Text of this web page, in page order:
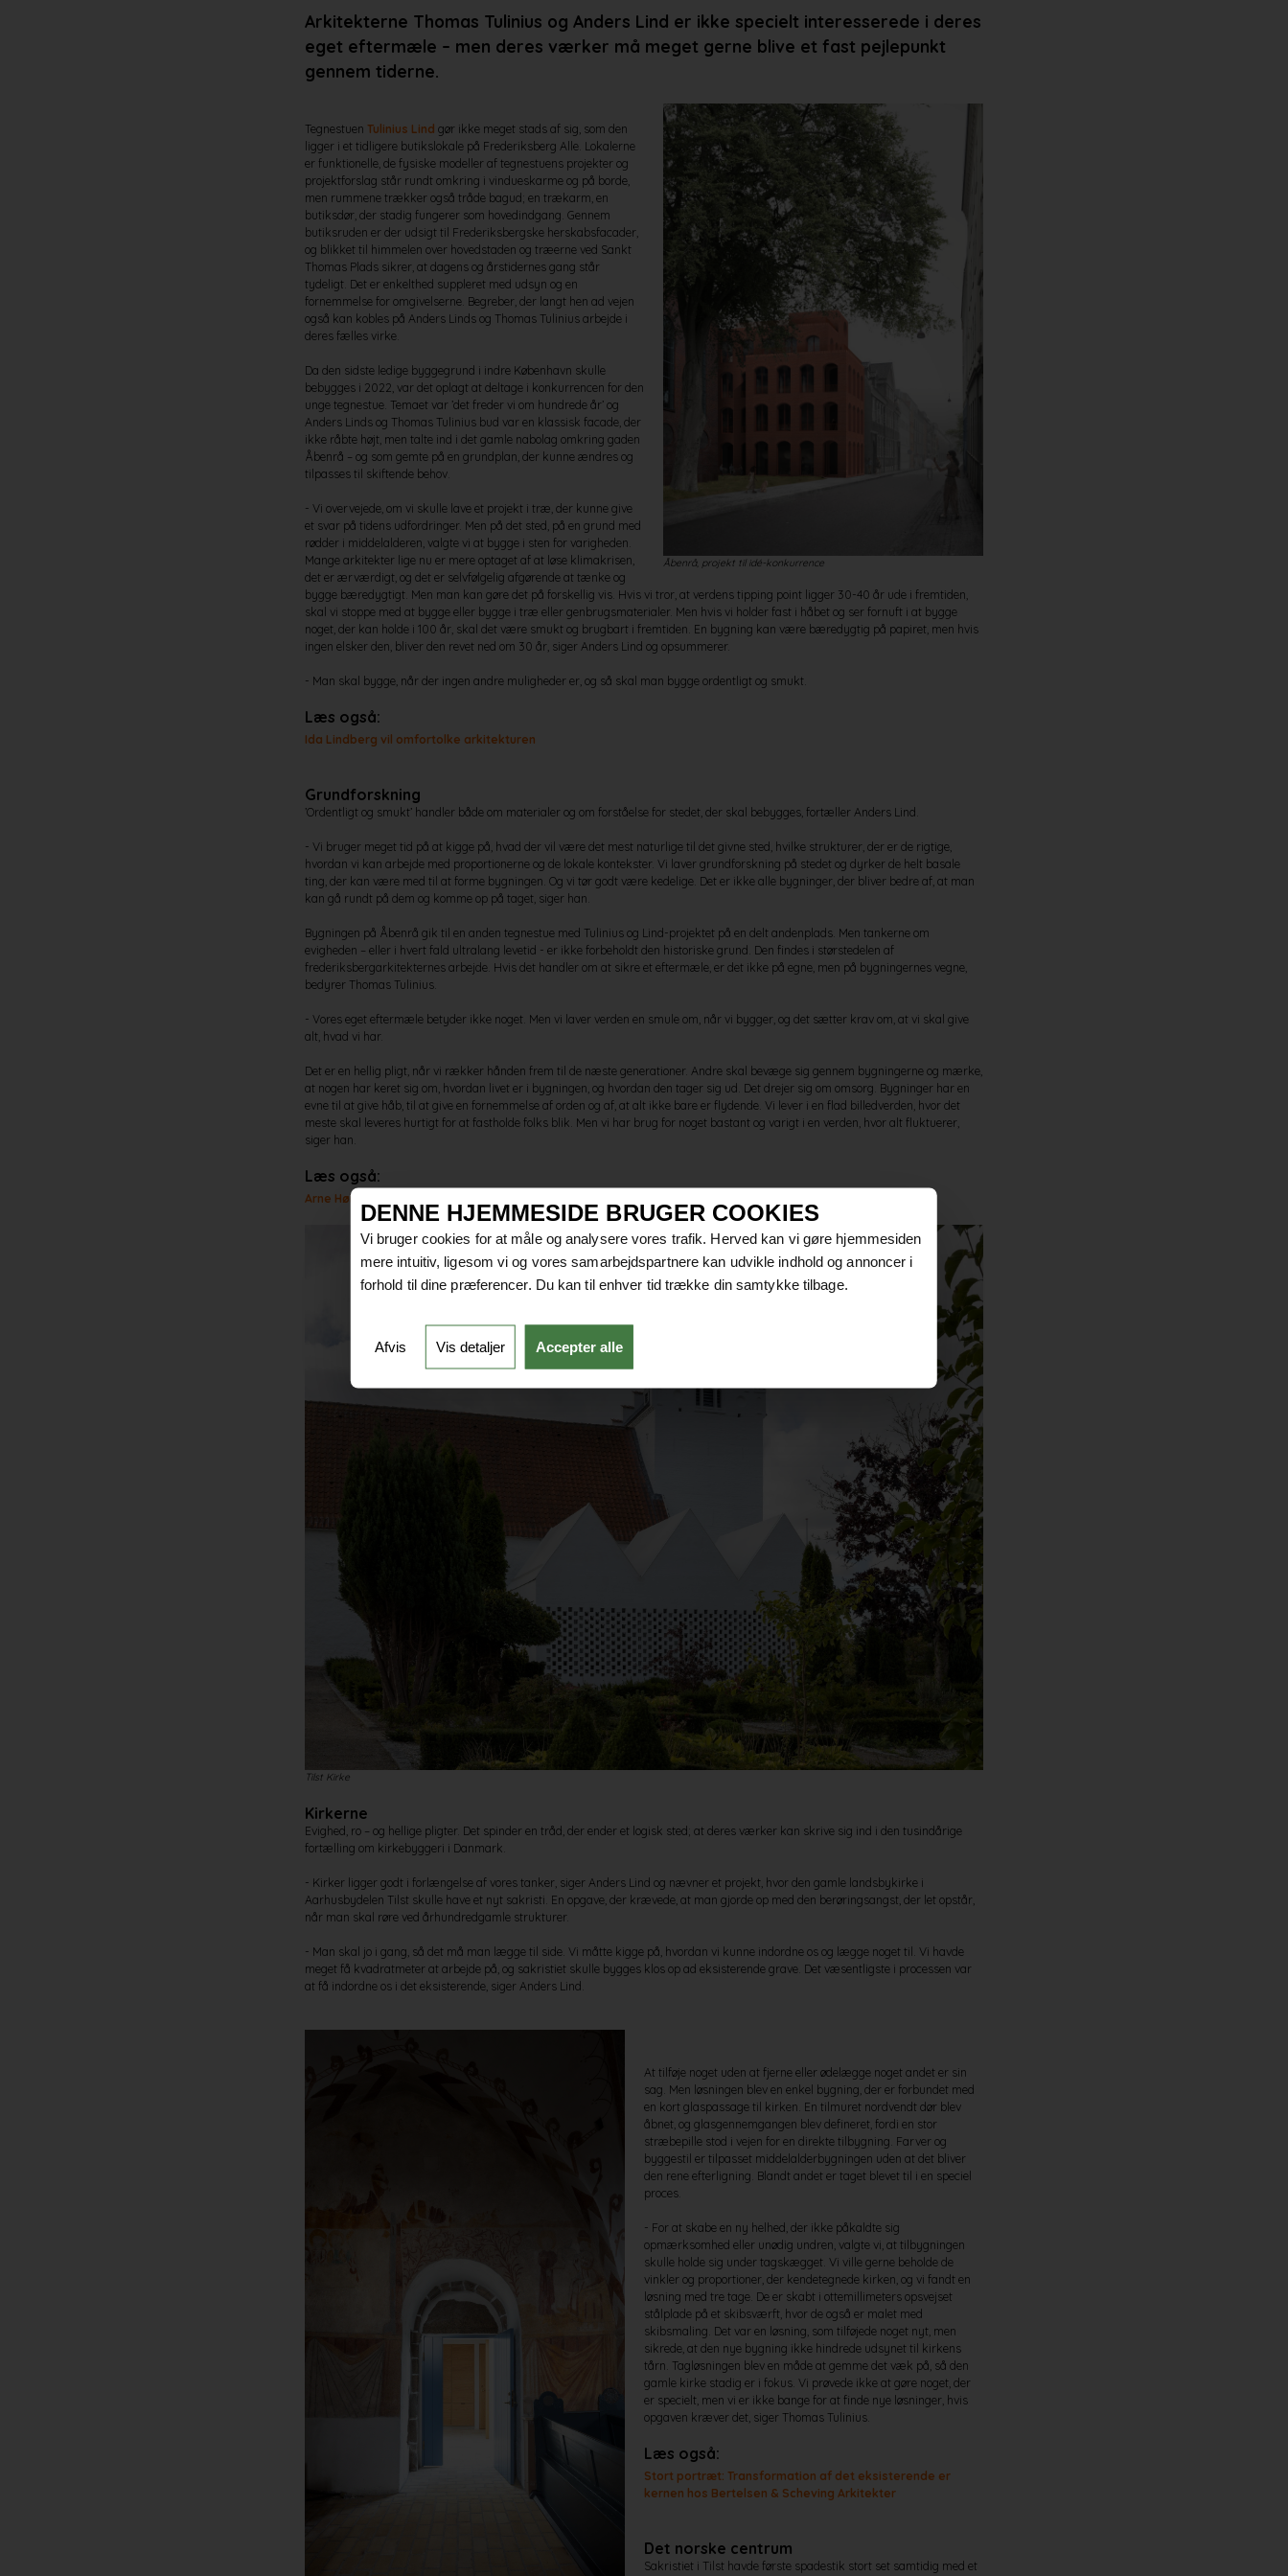
Arkitekterne Thomas Tulinius og Anders Lind er ikke specielt interesserede i deres
eget eftermæle – men deres værker må meget gerne blive et fast pejlepunkt
gennem tiderne.
Åbenrå, projekt til idé-konkurrence
Tegnestuen Tulinius Lind gør ikke meget stads af sig, som den
ligger i et tidligere butikslokale på Frederiksberg Alle. Lokalerne
er funktionelle, de fysiske modeller af tegnestuens projekter og
projektforslag står rundt omkring i vindueskarme og på borde,
men rummene trækker også tråde bagud; en trækarm, en
butiksdør, der stadig fungerer som hovedindgang. Gennem
butiksruden er der udsigt til Frederiksbergske herskabsfacader,
og blikket til himmelen over hovedstaden og træerne ved Sankt
Thomas Plads sikrer, at dagens og årstidernes gang står
tydeligt. Det er enkelthed suppleret med udsyn og en
fornemmelse for omgivelserne. Begreber, der langt hen ad vejen
også kan kobles på Anders Linds og Thomas Tulinius arbejde i
deres fælles virke.
Da den sidste ledige byggegrund i indre København skulle
bebygges i 2022, var det oplagt at deltage i konkurrencen for den
unge tegnestue. Temaet var ’det freder vi om hundrede år’ og
Anders Linds og Thomas Tulinius bud var en klassisk facade, der
ikke råbte højt, men talte ind i det gamle nabolag omkring gaden
Åbenrå – og som gemte på en grundplan, der kunne ændres og
tilpasses til skiftende behov.
- Vi overvejede, om vi skulle lave et projekt i træ, der kunne give
et svar på tidens udfordringer. Men på det sted, på en grund med
rødder i middelalderen, valgte vi at bygge i sten for varigheden.
Mange arkitekter lige nu er mere optaget af at løse klimakrisen,
det er ærværdigt, og det er selvfølgelig afgørende at tænke og
bygge bæredygtigt. Men man kan gøre det på forskellig vis. Hvis vi tror, at verdens tipping point ligger 30-40 år ude i fremtiden,
skal vi stoppe med at bygge eller bygge i træ eller genbrugsmaterialer. Men hvis vi holder fast i håbet og ser fornuft i at bygge
noget, der kan holde i 100 år, skal det være smukt og brugbart i fremtiden. En bygning kan være bæredygtig på papiret, men hvis
ingen elsker den, bliver den revet ned om 30 år, siger Anders Lind og opsummerer.
- Man skal bygge, når der ingen andre muligheder er, og så skal man bygge ordentligt og smukt.
Læs også:
Ida Lindberg vil omfortolke arkitekturen
Grundforskning
’Ordentligt og smukt’ handler både om materialer og om forståelse for stedet, der skal bebygges, fortæller Anders Lind.
- Vi bruger meget tid på at kigge på, hvad der vil være det mest naturlige til det givne sted, hvilke strukturer, der er de rigtige,
hvordan vi kan arbejde med proportionerne og de lokale kontekster. Vi laver grundforskning på stedet og dyrker de helt basale
ting, der kan være med til at forme bygningen. Og vi tør godt være kedelige. Det er ikke alle bygninger, der bliver bedre af, at man
kan gå rundt på dem og komme op på taget, siger han.
Bygningen på Åbenrå gik til en anden tegnestue med Tulinius og Lind-projektet på en delt andenplads. Men tankerne om
evigheden – eller i hvert fald ultralang levetid - er ikke forbeholdt den historiske grund. Den findes i størstedelen af
frederiksbergarkitekternes arbejde. Hvis det handler om at sikre et eftermæle, er det ikke på egne, men på bygningernes vegne,
bedyrer Thomas Tulinius.
- Vores eget eftermæle betyder ikke noget. Men vi laver verden en smule om, når vi bygger, og det sætter krav om, at vi skal give
alt, hvad vi har.
Det er en hellig pligt, når vi rækker hånden frem til de næste generationer. Andre skal bevæge sig gennem bygningerne og mærke,
at nogen har keret sig om, hvordan livet er i bygningen, og hvordan den tager sig ud. Det drejer sig om omsorg. Bygninger har en
evne til at give håb, til at give en fornemmelse af orden og af, at alt ikke bare er flydende. Vi lever i en flad billedverden, hvor det
meste skal leveres hurtigt for at fastholde folks blik. Men vi har brug for noget bastant og varigt i en verden, hvor alt fluktuerer,
siger han.
Læs også:
Arne Høi: Vi skal finde kvaliteterne og bygge videre på dem
Tilst Kirke
Kirkerne
Evighed, ro – og hellige pligter. Det spinder en tråd, der ender et logisk sted; at deres værker kan skrive sig ind i den tusindårige
fortælling om kirkebyggeri i Danmark.
- Kirker ligger godt i forlængelse af vores tanker, siger Anders Lind og nævner et projekt, hvor den gamle landsbykirke i
Aarhusbydelen Tilst skulle have et nyt sakristi. En opgave, der krævede, at man gjorde op med den berøringsangst, der let opstår,
når man skal røre ved århundredgamle strukturer.
- Man skal jo i gang, så det må man lægge til side. Vi måtte kigge på, hvordan vi kunne indordne os og lægge noget til. Vi havde
meget få kvadratmeter at arbejde på, og sakristiet skulle bygges klos op ad eksisterende grave. Det væsentligste i processen var
at få indordne os i det eksisterende, siger Anders Lind.
At tilføje noget uden at fjerne eller ødelægge noget andet er sin
sag. Men løsningen blev en enkel bygning, der er forbundet med
en kort glaspassage til kirken. En tilmuret nordvendt dør blev
åbnet, og glasgennemgangen blev defineret, fordi en stor
stræbepille stod i vejen for en direkte tilbygning. Farver og
byggestil er tilpasset middelalderbygningen uden at det bliver
den rene efterligning. Blandt andet er taget blevet til i en speciel
proces.
- For at skabe en ny helhed, der ikke påkaldte sig
opmærksomhed eller unødig undren, valgte vi, at tilbygningen
skulle holde sig under tagskægget. Vi ville gerne beholde de
vinkler og proportioner, der kendetegnede kirken, og vi fandt en
løsning med tre tage. De er skabt i ottemillimeters opsvejset
stålplade på et skibsværft, hvor de også er malet med
skibsmaling. Det var en løsning, som tilføjede noget nyt, men
sikrede, at den nye bygning ikke hindrede udsynet til kirkens
tårn. Tagløsningen blev en måde at gemme det væk på, så den
gamle kirke stadig er i fokus. Vi prøvede ikke at gøre noget, der
er specielt, men vi er ikke bange for at finde nye løsninger, hvis
opgaven kræver det, siger Thomas Tulinius.
Læs også:
Stort portræt: Transformation af det eksisterende er
kernen hos Bertelsen & Scheving Arkitekter
Det norske centrum
Sakristiet i Tilst havde første spadestik stort set samtidig med et
DENNE HJEMMESIDE BRUGER COOKIES
Vi bruger cookies for at måle og analysere vores trafik. Herved kan vi gøre hjemmesiden
mere intuitiv, ligesom vi og vores samarbejdspartnere kan udvikle indhold og annoncer i
forhold til dine præferencer. Du kan til enhver tid trække din samtykke tilbage.
Afvis Vis detaljer Accepter alle